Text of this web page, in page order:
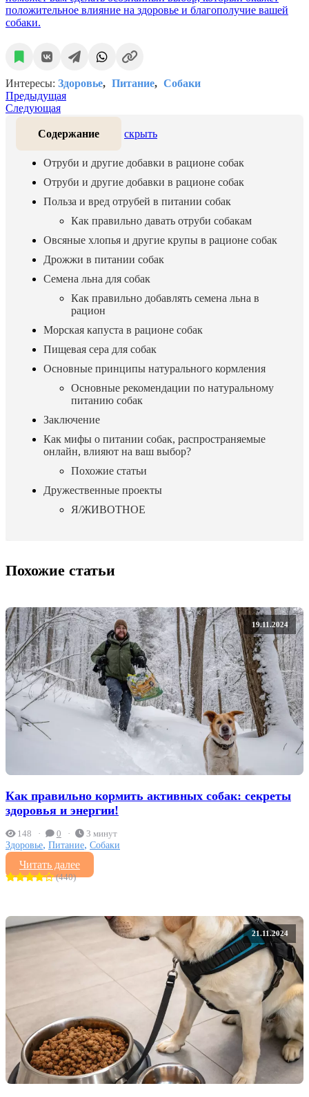
положительное влияние на здоровье и благополучие вашей
собаки.
Интересы: Здоровье Питание
Собаки
Предыдущая
Следующая
Содержание скрыть
Отруби и другие добавки в рационе собак
Отруби и другие добавки в рационе собак
Польза и вред отрубей в питании собак
Как правильно давать отруби собакам
Овсяные хлопья и другие крупы в рационе собак
Дрожжи в питании собак
Семена льна для собак
Как правильно добавлять семена льна в
рацион
Морская капуста в рационе собак
Пищевая сера для собак
Основные принципы натурального кормления
Основные рекомендации по натуральному
питанию собак
Заключение
Как мифы о питании собак, распространяемые
онлайн, влияют на ваш выбор?
Похожие статьи
Дружественные проекты
Я/ЖИВОТНОЕ
Похожие статьи
19.11.2024
Как правильно кормить активных собак: секреты
здоровья и энергии!
148 0 3 минут
Здоровье, Питание, Собаки
Читать далее
(440)
21.11.2024